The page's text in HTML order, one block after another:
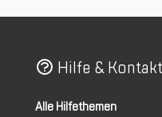
Hilfe & Kontakt
Alle Hilfethemen